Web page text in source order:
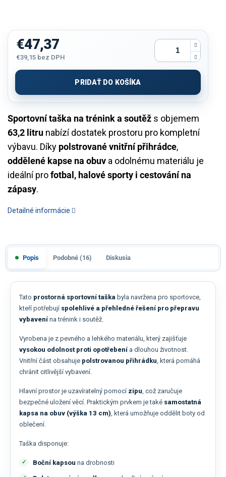
Sportovní taška na trénink a soutěž s objemem
63,2 litru nabízí dostatek prostoru pro kompletní
výbavu. Díky polstrované vnitřní přihrádce,
oddělené kapse na obuv a odolnému materiálu je
ideální profotbal, halové sporty i cestování na
zápasy.
Detailné informácie
€47,37
€39,15 bez DPH
cena:
PRIDAŤ DO KOŠÍKA
Popis Podobné (16) Diskusia
Tato prostorná sportovní taška byla navržena pro sportovce,
kteří potřebují spolehlivé a přehledné řešení pro přepravu
vybavení na trénink i soutěž.
Vyrobena je z pevného a lehkého materiálu, který zajišťuje
vysokou odolnost proti opotřebení a dlouhou životnost.
Vnitřní část obsahuje polstrovanou přihrádku , která pomáhá
chránit citlivější vybavení.
Hlavní prostor je uzavíratelný pomocí zipu , což zaručuje
bezpečné uložení věcí. Praktickým prvkem je také samostatná
kapsa na obuv (výška 13 cm) , která umožňuje oddělit boty od
oblečení.
Taška disponuje:
Boční kapsou na drobnosti